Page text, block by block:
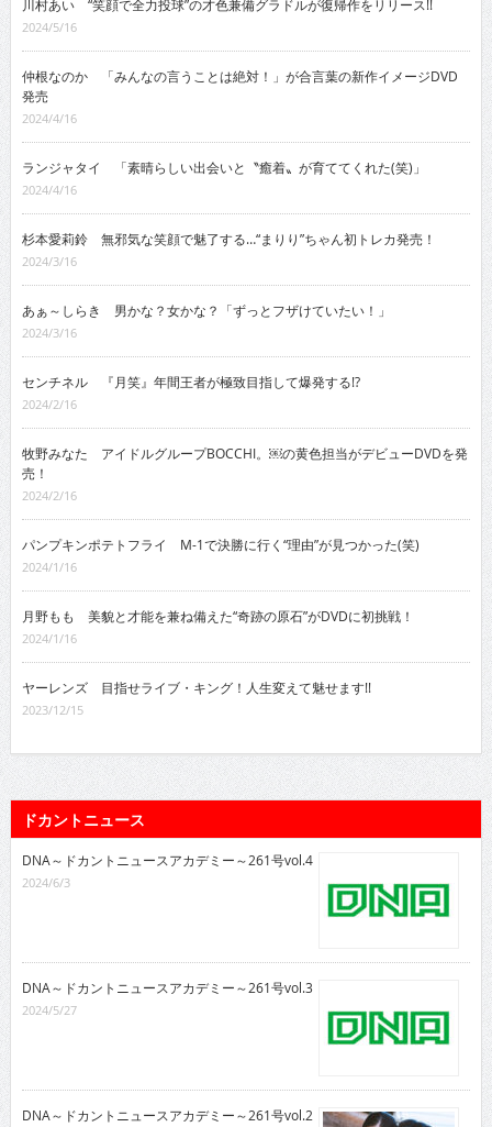
川村あい “笑顔で全力投球”の才色兼備グラドルが復帰作をリリース!!
2024/5/16
仲根なのか 「みんなの言うことは絶対！」が合言葉の新作イメージDVD
発売
2024/4/16
ランジャタイ 「素晴らしい出会いと〝癒着〟が育ててくれた(笑)」
2024/4/16
杉本愛莉鈴 無邪気な笑顔で魅了する…“まりり”ちゃん初トレカ発売！
2024/3/16
あぁ～しらき 男かな？女かな？「ずっとフザけていたい！」
2024/3/16
センチネル 『月笑』年間王者が極致目指して爆発する!?
2024/2/16
牧野みなた アイドルグループBOCCHI。￼の黄色担当がデビューDVDを発
売！
2024/2/16
パンプキンポテトフライ M-1で決勝に行く“理由”が見つかった(笑)
2024/1/16
月野もも 美貌と才能を兼ね備えた“奇跡の原石”がDVDに初挑戦！
2024/1/16
ヤーレンズ 目指せライブ・キング！人生変えて魅せます!!
2023/12/15
ドカントニュース
DNA～ドカントニュースアカデミー～261号vol.4
2024/6/3
DNA～ドカントニュースアカデミー～261号vol.3
2024/5/27
DNA～ドカントニュースアカデミー～261号vol.2